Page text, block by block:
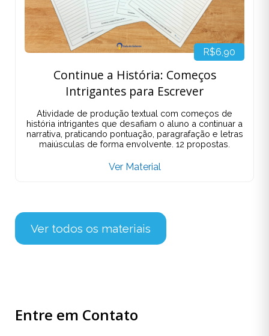
R$6,90
Continue a História: Começos
Intrigantes para Escrever
Atividade de produção textual com começos de
história intrigantes que desafiam o aluno a continuar a
narrativa, praticando pontuação, paragrafação e letras
maiúsculas de forma envolvente. 12 propostas.
Ver Material
Ver todos os materiais
Entre em Contato